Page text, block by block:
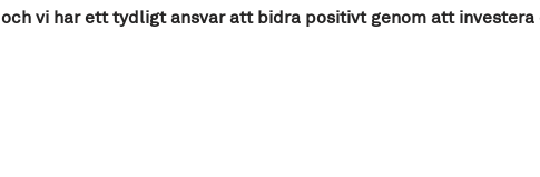
och vi har ett tydligt ansvar att bidra positivt genom att